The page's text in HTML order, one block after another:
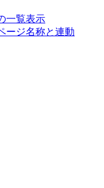
一覧表示
ージ名称と連動